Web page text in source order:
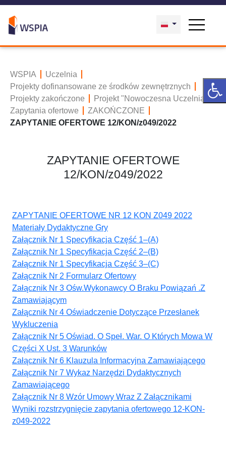
WSPIA
Uczelnia
Projekty dofinansowane ze środków zewnętrznych
Projekty zakończone
Projekt "Nowoczesna Uczelnia"
Zapytania ofertowe
ZAKOŃCZONE
ZAPYTANIE OFERTOWE 12/KON/z049/2022
ZAPYTANIE OFERTOWE
12/KON/z049/2022
ZAPYTANIE OFERTOWE NR 12 KON Z049 2022
Materiały Dydaktyczne Gry
Załącznik Nr 1 Specyfikacja Część 1–(A)
Załącznik Nr 1 Specyfikacja Część 2–(B)
Załącznik Nr 1 Specyfikacja Część 3–(C)
Załącznik Nr 2 Formularz Ofertowy
Załącznik Nr 3 Ośw.Wykonawcy O Braku Powiązań .Z
Zamawiającym
Załącznik Nr 4 Oświadczenie Dotyczące Przesłanek
Wykluczenia
Załącznik Nr 5 Oświad. O Speł. War. O Których Mowa W
Części X Ust. 3 Warunków
Załącznik Nr 6 Klauzula Informacyjna Zamawiającego
Załącznik Nr 7 Wykaz Narzędzi Dydaktycznych
Zamawiającego
Załącznik Nr 8 Wzór Umowy Wraz Z Załącznikami
Wyniki rozstrzygnięcie zapytania ofertowego 12-KON-
z049-2022